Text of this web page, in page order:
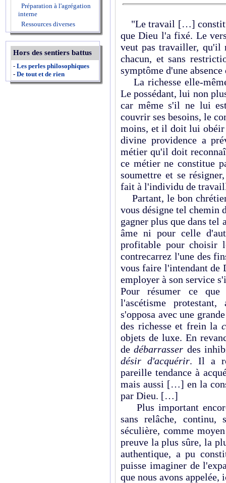
Préparation à l'agrégation
interne
Ressources diverses
Hors des sentiers battus
- Les perles philosophiques
- De tout et de rien
"Le travail […]
que Dieu l'a fixé. Le
veut pas travailler, qu'il
chacun, et sans
symptôme d'une
La richesse elle-
Le possédant, lui non
car même s'il ne lui
couvrir ses besoins, le
moins, et il doit lui obéir
divine providence a
métier qu'il doit
ce métier ne constitue
soumettre et se
fait à l'individu de
Partant, le bon
vous désigne tel chemin
gagner plus que dans tel
âme ni pour celle
profitable pour choisir
contrecarrez l'une des
vous faire l'intendant de
employer à son service
Pour résumer ce que
l'ascétisme
s'opposa avec une
des richesse et frein la
objets de luxe. En
dedébarrasser des
désir d'acquérir. Il a
pareille tendance à
mais aussi […] en la
par Dieu. […]
Plus important
sans relâche, continu,
séculière, comme
preuve la plus sûre, la
authentique, a pu
puisse imaginer de
que nous avons